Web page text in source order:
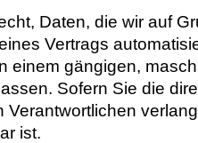
Daten, die wir auf
Vertrags
einem gängigen,
Sofern Sie die
Verantwortlichen
ist.